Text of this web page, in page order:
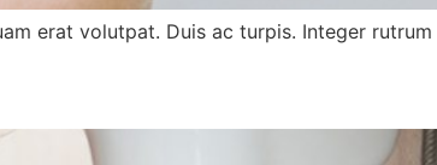
erat volutpat. Duis ac turpis. Integer